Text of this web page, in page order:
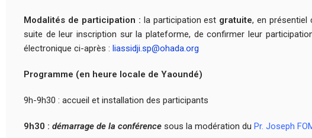
Modalités de participation : la participation est gratuite, en présentiel
suite de leur inscription sur la plateforme, de confirmer leur
électronique ci-après : liassidji.sp@ohada.org
Programme (en heure locale de Yaoundé)
9h-9h30 : accueil et installation des participants
9h30 : démarrage de la conférence sous la modération du Pr. Joseph